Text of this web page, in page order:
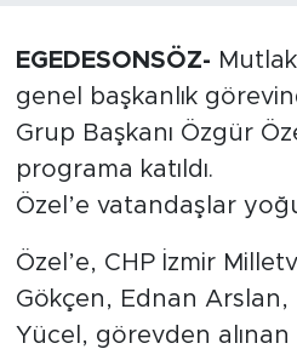
EGEDESONSÖZ-
genel başkanlık
Grup Başkanı Özgür
programa katıldı.
Özel’e vatandaşlar
Özel’e, CHP İzmir
Gökçen, Ednan Arslan,
Yücel, görevden alınan